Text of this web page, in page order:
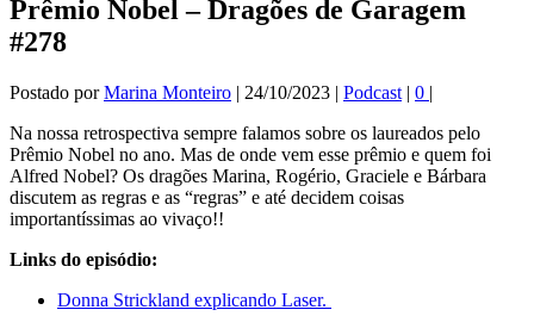
Prêmio Nobel – Dragões de Garagem
#278
Postado porMarina Monteiro | 24/10/2023 | Podcast | 0 |
Na nossa retrospectiva sempre falamos sobre os laureados pelo
Prêmio Nobel no ano. Mas de onde vem esse prêmio e quem foi
Alfred Nobel? Os dragões Marina, Rogério, Graciele e Bárbara
discutem as regras e as “regras” e até decidem coisas
importantíssimas ao vivaço!!
Links do episódio:
Donna Strickland explicando Laser.